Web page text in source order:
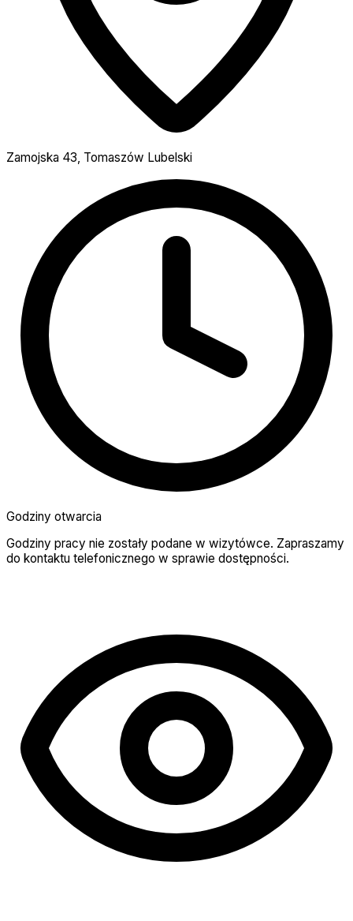
Zamojska 43, Tomaszów Lubelski
Godziny otwarcia
Godziny pracy nie zostały podane w wizytówce. Zapraszamy
do kontaktu telefonicznego w sprawie dostępności.